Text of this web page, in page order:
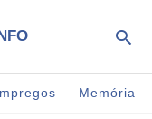
Memória